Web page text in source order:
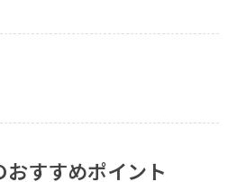
すすめポイント